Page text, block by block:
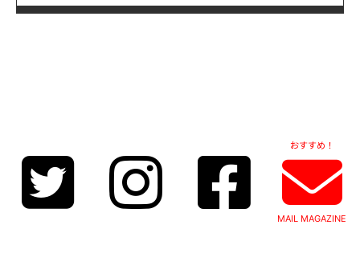
おすすめ！
MAIL MAGAZINE